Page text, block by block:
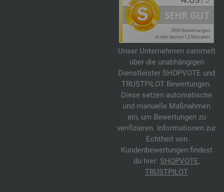
Unser Unternehmen sammelt
über die unabhängigen
Dienstleister SHOPVOTE und
TRUSTPILOT Bewertungen.
Diese setzen automatische
und manuelle Maßnahmen
ein, um Bewertungen zu
verifizieren. Informationen zur
Echtheit von
Kundenbewertungen findest
du hier: SHOPVOTE,
TRUSTPILOT